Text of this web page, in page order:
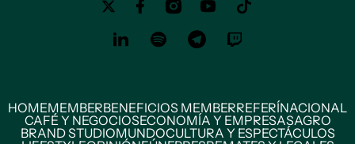
HOMEMEMBERBENEFICIOS MEMBERREFERÍNACIONAL
CAFÉ Y NEGOCIOSECONOMÍA Y EMPRESASAGRO
BRAND STUDIOMUNDOCULTURA Y ESPECTÁCULOS